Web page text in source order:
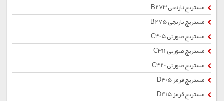
مستربچ نارنجی B273
مستربچ نارنجی B275
مستربچ صورتی C305
مستربچ صورتی C311
مستربچ صورتی C320
مستربچ قرمز D405
مستربچ قرمز D415